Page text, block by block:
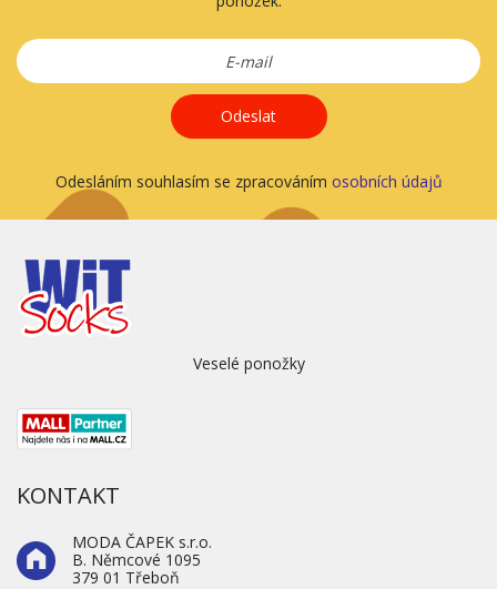
Odeslat
Odesláním souhlasím se zpracováním osobních údajů
Veselé ponožky
KONTAKT
MODA ČAPEK s.r.o.
B. Němcové 1095
379 01 Třeboň